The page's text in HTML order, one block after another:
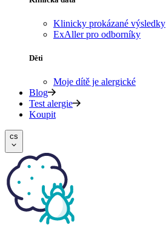
Klinicky prokázané výsledky
ExAller pro odborníky
Děti
Moje dítě je alergické
Blog
Test alergie
Koupit
cs